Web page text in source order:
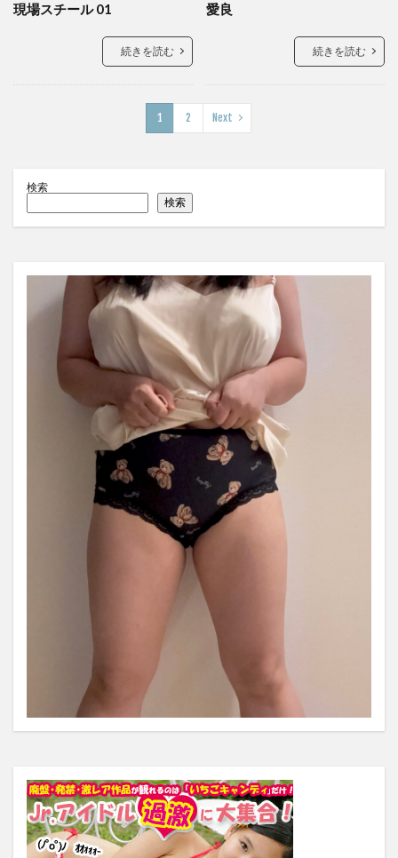
現場スチール 01
続きを読む
愛良
続きを読む
1 2 Next
検索
検索